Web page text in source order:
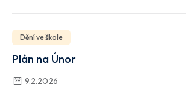
Dění ve škole
Plán na Únor
9.2.2026